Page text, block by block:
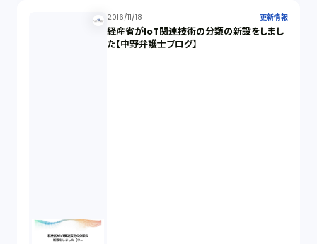
2016/11/18 更新情報
経産省がIoT関連技術の分類の新設をしまし
た【中野弁護士ブログ】